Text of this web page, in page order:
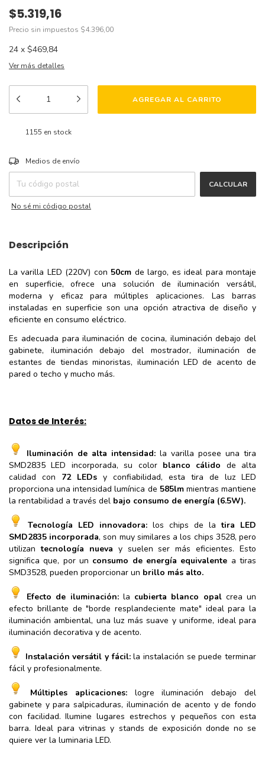
$5.319,16
Precio sin impuestos $4.396,00
24 x $469,84
Ver más detalles
1155 en stock
Entregas para el CP:
Medios de envío
CALCULAR
No sé mi código postal
Descripción
La varilla LED (220V) con50cm de largo, es ideal para montaje
en superficie, ofrece una solución de iluminación versátil,
moderna y eficaz para múltiples aplicaciones. Las barras
instaladas en superficie son una opción atractiva de diseño y
eficiente en consumo eléctrico.
Es adecuada para iluminación de cocina, iluminación debajo del
gabinete, iluminación debajo del mostrador, iluminación de
estantes de tiendas minoristas, iluminación LED de acento de
pared o techo y mucho más.
Datos de Interés:
Iluminación de alta intensidad: la varilla posee una tira
SMD2835 LED incorporada, su color blanco cálido de alta
calidad con 72 LEDs y confiabilidad, esta tira de luz LED
proporciona una intensidad lumínica de 585lmmientras mantiene
la rentabilidad a través del bajo consumo de energía (6.5W).
Tecnología LED innovadora: los chips de latira LED
SMD2835 incorporada, son muy similares a los chips 3528, pero
utilizantecnología nueva y suelen ser más eficientes. Esto
significa que, por un consumo de energía equivalente a tiras
SMD3528, pueden proporcionar un brillo más alto.
Efecto de iluminación:la cubierta blanco opalcrea un
efecto brillante de "borde resplandeciente mate" ideal para la
iluminación ambiental, una luz más suave y uniforme, ideal para
iluminación decorativa y de acento.
Instalación versátil y fácil:la instalación se puede terminar
fácil y profesionalmente.
Múltiples aplicaciones: logre iluminación debajo del
gabinete y para salpicaduras, iluminación de acento y de fondo
con facilidad. Ilumine lugares estrechos y pequeños con esta
barra. Ideal para vitrinas y stands de exposición donde no se
quiere ver la luminaria LED.